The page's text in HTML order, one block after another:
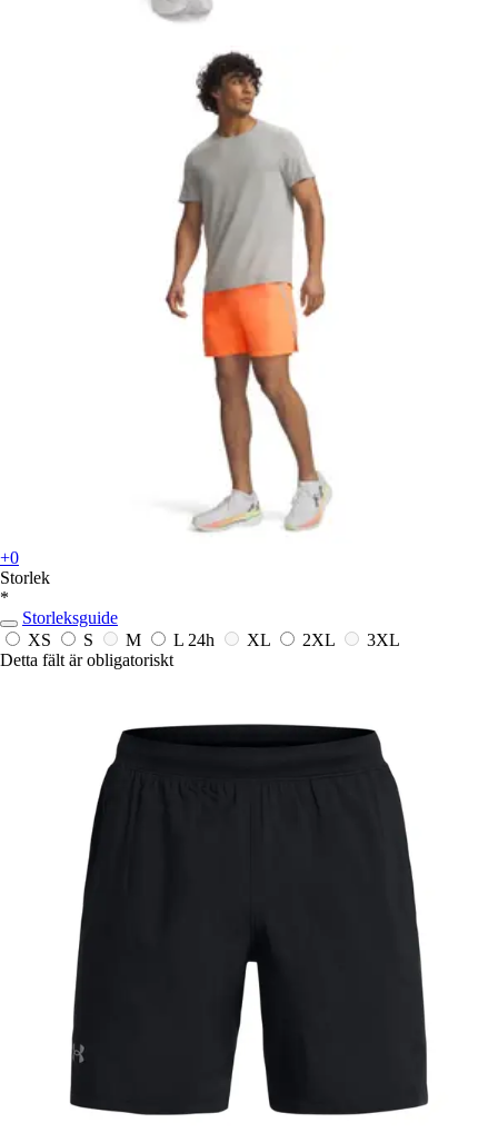
+0
Storlek
*
Storleksguide
XS
S M L 24h XL 2XL
3XL
Detta fält är obligatoriskt